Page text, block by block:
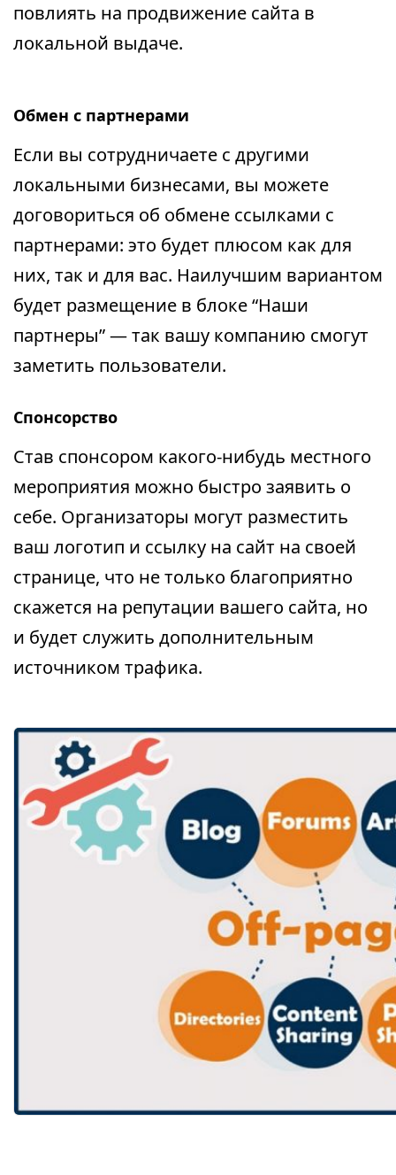
повлиять на продвижение сайта в
локальной выдаче.
Обмен с партнерами
Если вы сотрудничаете с другими
локальными бизнесами, вы можете
договориться об обмене ссылками с
партнерами: это будет плюсом как для
них, так и для вас. Наилучшим вариантом
будет размещение в блоке “Наши
партнеры” — так вашу компанию смогут
заметить пользователи.
Спонсорство
Став спонсором какого-нибудь местного
мероприятия можно быстро заявить о
себе. Организаторы могут разместить
ваш логотип и ссылку на сайт на своей
странице, что не только благоприятно
скажется на репутации вашего сайта, но
и будет служить дополнительным
источником трафика.